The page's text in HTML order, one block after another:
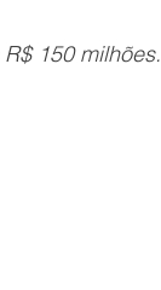
150 milhões.